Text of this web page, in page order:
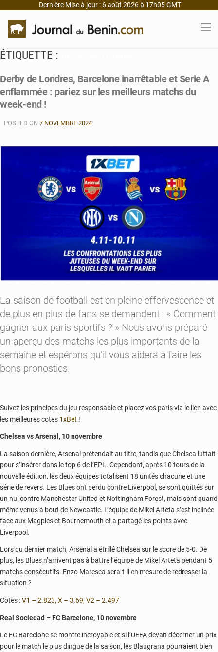
Dernière Mise à jour : 6 août 2026 à 17h05 GMT
ÉTIQUETTE :
Derby de Londres, Barcelone inarrêtable et Serie A
enflammée : pariez sur les meilleurs matchs du
week-end !
POSTED ON 7 NOVEMBRE 2024
La saison de football est en pleine effervescence et
de plus en plus de fans se demandent : « Comment
gagner aux paris sportifs ? » Nous avons préparé
un aperçu des matchs les plus importants de la
semaine et espérons qu’il vous aidera à faire les
bons pronostics.
Suivez les principes du jeu responsable et placez vos paris via le lien avec
les meilleures cotes 1xBet !
Chelsea vs Arsenal, 10 novembre
La saison dernière, Arsenal prétendait au titre, tandis que Chelsea luttait
pour s’insérer dans le top 6 de l’EPL. Cependant, après 10 tours de la
nouvelle édition, les deux équipes totalisent 18 unités chacune et une
série de revers. Les Blues ont perdu contre Liverpool, se sont quittés sur
un nul contre Manchester United et Nottingham Forest, mais sont quand
même venus à bout de Newcastle. L’équipe de Mikel Arteta s’est inclinée
face aux Magpies et Bournemouth et a partagé les points avec
Liverpool.
Lors du dernier match, Arsenal a étrillé Chelsea sur le score de 5-0. De
plus, les Blues n’arrivent pas à battre l’équipe de Mikel Arteta pendant 5
matchs consécutifs. Enzo Maresca sera-t-il en mesure de redresser la
situation ?
Cotes :V1 – 2.823, X – 3.69, V2 – 2.497
Real Sociedad – FC Barcelone, 10 novembre
Le FC Barcelone se montre incroyable et si l’UEFA devait décerner un prix
pour le match le plus dingue de la saison, les Blaugrana pourraient bien